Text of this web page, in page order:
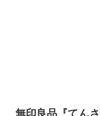
無印良品『てん